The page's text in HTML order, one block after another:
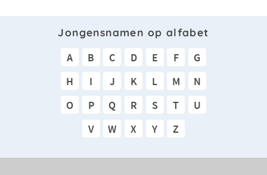
Jongensnamen op alfabet
A B C D E F
G
H
I J K L M
N
O
P Q R S T
U
V
W X Y Z